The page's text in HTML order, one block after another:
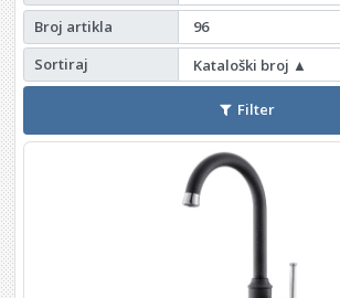
Broj artikla
Sortiraj
Filter